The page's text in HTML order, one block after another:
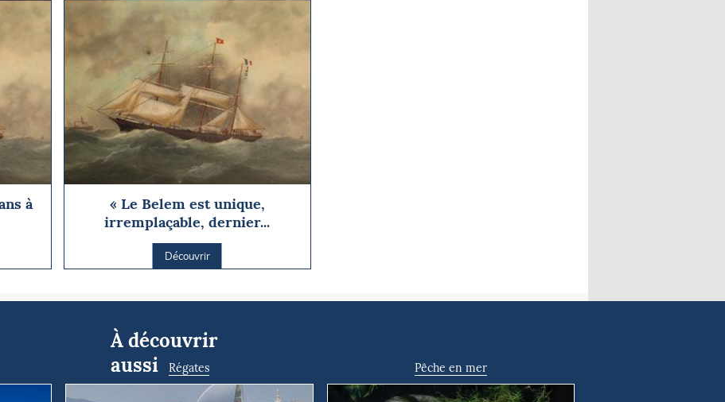
à
« Le Belem est unique,
irremplaçable, dernier...
Découvrir
À découvrir
aussi
Régates Pêche en mer